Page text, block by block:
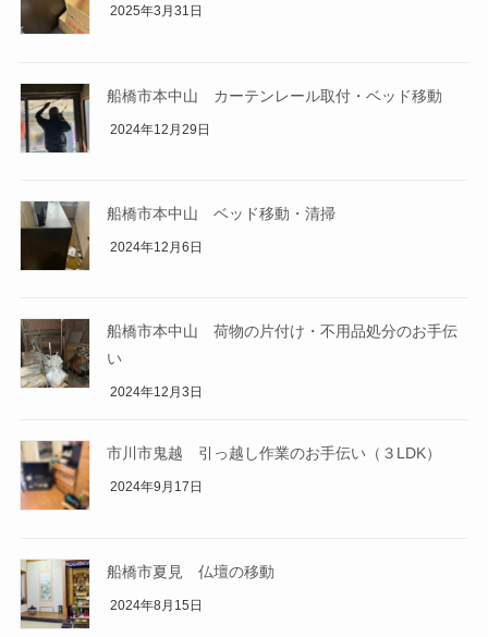
2025年3月31日
船橋市本中山 カーテンレール取付・ベッド移動
2024年12月29日
船橋市本中山 ベッド移動・清掃
2024年12月6日
船橋市本中山 荷物の片付け・不用品処分のお手伝
い
2024年12月3日
市川市鬼越 引っ越し作業のお手伝い（３LDK）
2024年9月17日
船橋市夏見 仏壇の移動
2024年8月15日